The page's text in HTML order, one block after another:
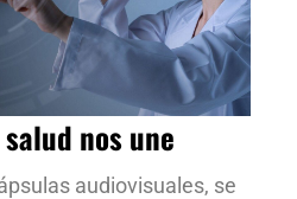
nos une
audiovisuales, se